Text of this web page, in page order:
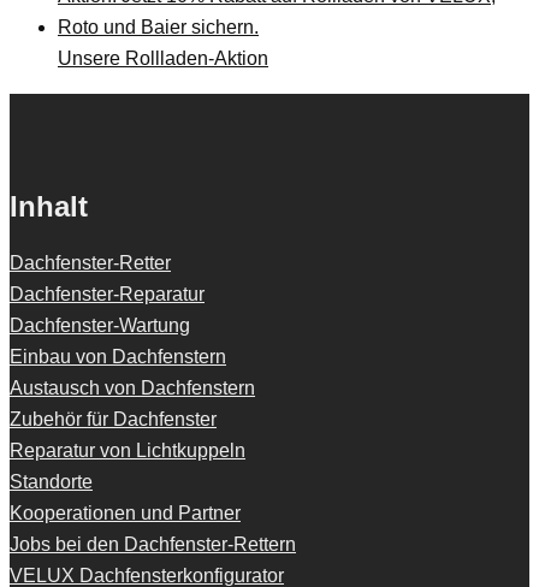
Unsere Rollladen-Aktion
Inhalt
Dachfenster-Retter
Dachfenster-Reparatur
Dachfenster-Wartung
Einbau von Dachfenstern
Austausch von Dachfenstern
Zubehör für Dachfenster
Reparatur von Lichtkuppeln
Standorte
Kooperationen und Partner
Jobs bei den Dachfenster-Rettern
VELUX Dachfensterkonfigurator